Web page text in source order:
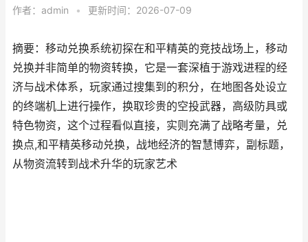
作者： admin • 更新时间：2026-07-09
摘要：移动兑换系统初探在和平精英的竞技战场上，移动
兑换并非简单的物资转换，它是一套深植于游戏进程的经
济与战术体系，玩家通过搜集到的积分，在地图各处设立
的终端机上进行操作，换取珍贵的空投武器，高级防具或
特色物资，这个过程看似直接，实则充满了战略考量，兑
换点,和平精英移动兑换，战地经济的智慧博弈，副标题，
从物资流转到战术升华的玩家艺术